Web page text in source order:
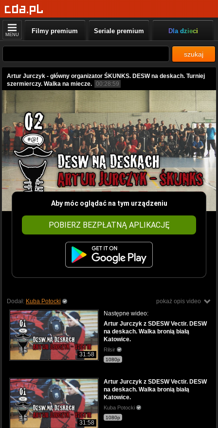
MENU Filmy premium Seriale premium Dla dzieci
szukaj
Artur Jurczyk - główny organizator ŚKUNKS. DESW na deskach. Turniej
szermierczy. Walka na miecze. 00:28:59
Aby móc oglądać na tym urządzeniu
POBIERZ BEZPŁATNĄ APLIKACJĘ
pokaż opis video
Dodał: Kuba Potocki
31:58
Następne wideo:
Artur Jurczyk z SDESW Vectir. DESW
na deskach. Walka bronią białą
Katowice.
Rilsir
1080p
31:58
Artur Jurczyk z SDESW Vectir. DESW
na deskach. Walka bronią białą
Katowice.
Kuba Potocki
1080p